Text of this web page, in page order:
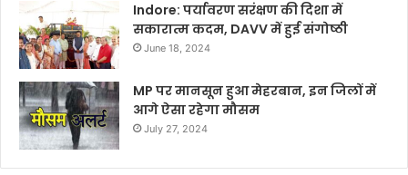
Indore: पर्यावरण सरंक्षण की दिशा में
सकारात्म कदम, DAVV में हुई संगोष्ठी
June 18, 2024
MP पर मानसून हुआ मेहरबान, इन जिलों में
आगे ऐसा रहेगा मौसम
July 27, 2024